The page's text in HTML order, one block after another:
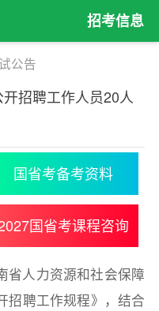
招考信息
公告
招聘工作人员20人
国省考备考资料
国省考课程咨询
省人力资源和社会保障
招聘工作规程》，结合